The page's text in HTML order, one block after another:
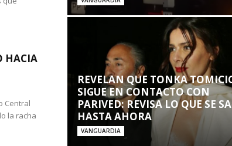
HACIA
Central
la racha
REVELAN QUE TONKA
SIGUE EN CONTACTO CON
PARIVED: REVISA LO QUE SE
HASTA AHORA
VANGUARDIA